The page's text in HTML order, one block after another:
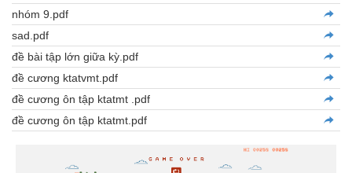
nhóm 9.pdf
sad.pdf
đề bài tập lớn giữa kỳ.pdf
đề cương ktatvmt.pdf
đề cương ôn tập ktatmt .pdf
đề cương ôn tập ktatmt.pdf